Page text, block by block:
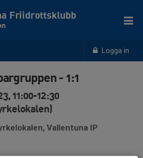
Logga in
Friidrottsklubb
- 1:1
11:00-12:30
Vallentuna IP